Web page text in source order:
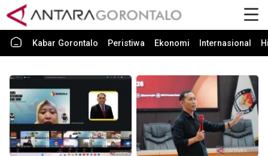
Kabar Gorontalo Peristiwa Ekonomi Internasional